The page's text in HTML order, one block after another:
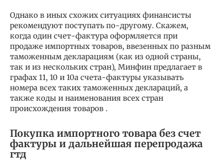
Однако в иных схожих ситуациях финансисты
рекомендуют поступать по-другому. Скажем,
когда один счет-фактура оформляется при
продаже импортных товаров, ввезенных по разным
таможенным декларациям (как из одной страны,
так и из нескольких стран), Минфин предлагает в
графах 11, 10 и 10а счета-фактуры указывать
номера всех таких таможенных деклараций, а
также коды и наименования всех стран
происхождения товаров .
Покупка импортного товара без счет
фактуры и дальнейшая перепродажа
гтд